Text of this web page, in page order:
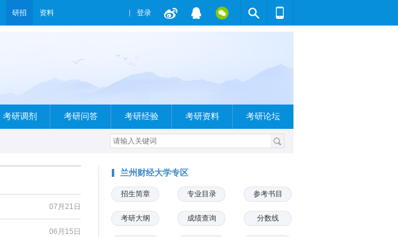
研招 资料 登录
考研调剂 考研问答 考研经验 考研资料 考研论坛
07月21日
06月15日
兰州财经大学专区
招生简章 专业目录 参考书目
考研大纲 成绩查询 分数线